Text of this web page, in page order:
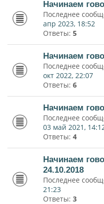
Начинаем
Последнее
апр 2023, 18:52
Ответы: 5
Начинаем
Последнее
окт 2022, 22:07
Ответы: 6
Начинаем
Последнее
03 май 2021,
Ответы: 4
Начинаем
24.10.2018
Последнее
21:23
Ответы: 3